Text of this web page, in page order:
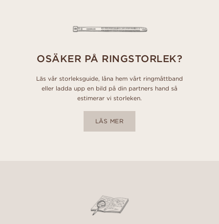
OSÄKER PÅ RINGSTORLEK?
Läs vår storleksguide, låna hem vårt ringmåttband
eller ladda upp en bild på din partners hand så
estimerar vi storleken.
LÄS MER